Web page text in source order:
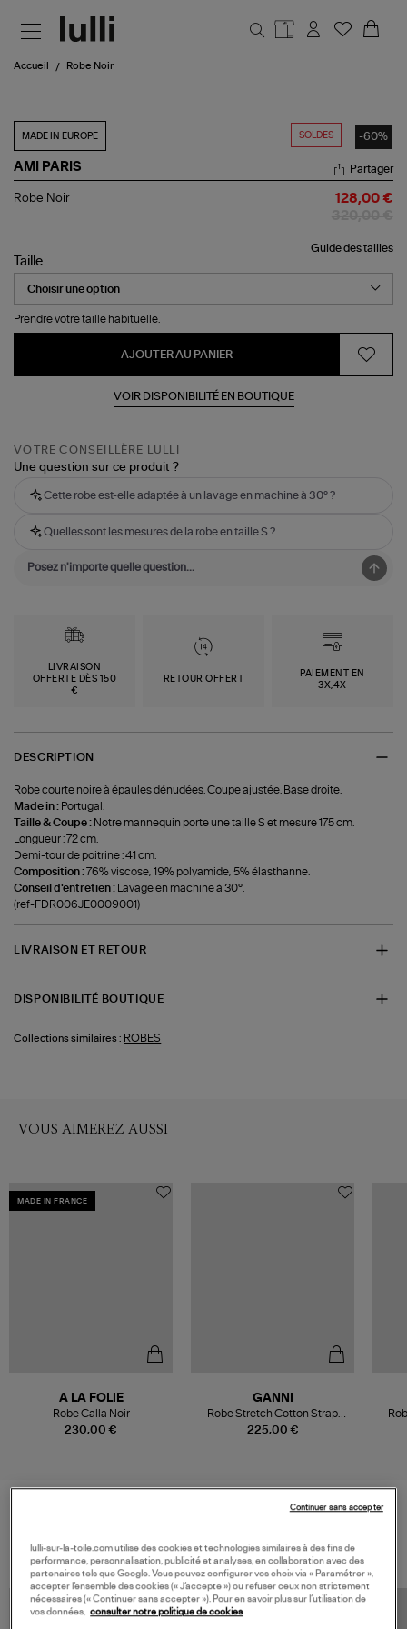
Accueil Robe Noir
SOLDES -60%
MADE IN EUROPE
AMI PARIS
Robe
Partager
Robe Noir 128,00 €
Guide des tailles
Taille
Prendre votre taille habituelle.
AJOUTER AU PANIER
VOIR DISPONIBILITÉ EN BOUTIQUE
VOTRE CONSEILLÈRE LULLI
Une question sur ce produit ?
Cette robe est-elle adaptée à un lavage en machine à 30° ?
Quelles sont les mesures de la robe en taille S ?
LIVRAISON
OFFERTE DÈS 150
€
RETOUR OFFERT
PAIEMENT EN
3X,4X
DESCRIPTION
Robe courte noire à épaules dénudées. Coupe ajustée. Base droite.
Made in : Portugal.
Taille & Coupe : Notre mannequin porte une taille S et mesure 175 cm.
Longueur : 72 cm.
Demi-tour de poitrine : 41 cm.
Composition : 76% viscose, 19% polyamide, 5% élasthanne.
Conseil d'entretien : Lavage en machine à 30°.
(ref-FDR006JE0009001)
LIVRAISON ET RETOUR
DISPONIBILITÉ BOUTIQUE
Collections similaires : ROBES
VOUS AIMEREZ AUSSI
MADE IN FRANCE
230,00 €
A LA FOLIE
Robe Calla Noir
225,00 €
GANNI
Robe Stretch Cotton Strap
Frills Black
lulli-sur-la-toile.com utilise des cookies et technologies similaires à des fins de
performance, personnalisation, publicité et analyses, en collaboration avec des
partenaires tels que Google. Vous pouvez configurer vos choix via « Paramétrer »,
accepter l’ensemble des cookies (« J’accepte ») ou refuser ceux non strictement
nécessaires (« Continuer sans accepter »). Pour en savoir plus sur l’utilisation de
vos données,
consulter notre politique de cookies
Continuer sans accepter